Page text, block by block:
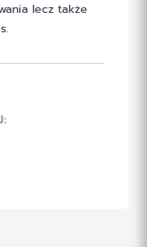
lecz także